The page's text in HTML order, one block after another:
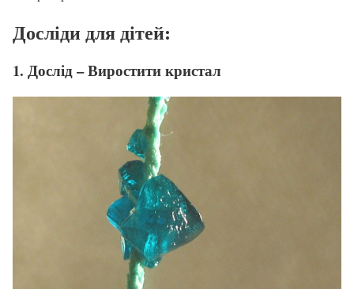
Досліди для дітей:
1. Дослід – Виростити кристал